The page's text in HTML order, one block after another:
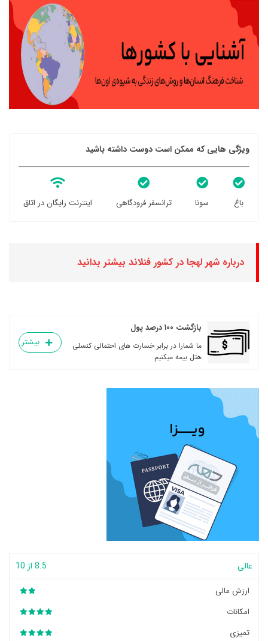
ویژگی هایی که ممکن است دوست داشته باشید
باغ سونا ترانسفر فرودگاهی اینترنت رایگان در اتاق
درباره شهر لهجا در کشور فنلاند بیشتر بدانید
بازگشت ۱۰۰ درصد پول
ما شمارا در برابر خسارت های احتمالی کنسلی
هتل بیمه میکنیم
بیشتر
عالی 8.5 از 10
ارزش مالی
امکانات
تمیزی